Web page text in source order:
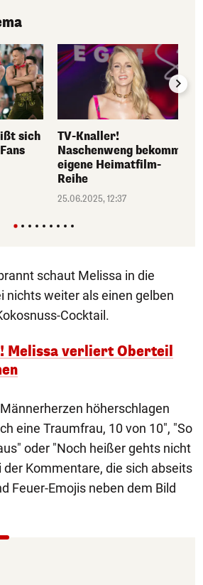
sich
TV-Knaller!
Naschenweng bekommt
eigene Heimatfilm-
Reihe
25.06.2025, 12:37
schaut Melissa in die
nichts weiter als einen gelben
Cocktail.
Melissa verliert Oberteil
höherschlagen
eine Traumfrau, 10 von 10", "So
oder "Noch heißer gehts nicht
der Kommentare, die sich abseits
Feuer-Emojis neben dem Bild